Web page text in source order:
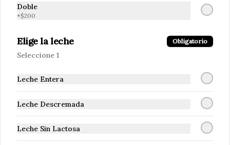
Doble
+$200
Elige la leche Obligatorio
Seleccione 1
Leche Entera
Leche Descremada
Leche Sin Lactosa